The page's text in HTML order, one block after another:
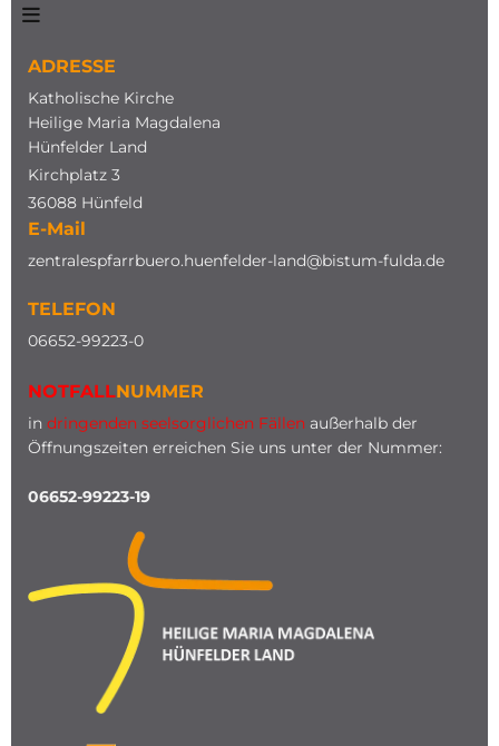
ADRESSE
Katholische Kirche
Heilige Maria Magdalena
Hünfelder Land
Kirchplatz 3
36088 Hünfeld
E-Mail
zentralespfarrbuero.huenfelder-land@bistum-fulda.de
TELEFON
06652-99223-0
NOTFALLNUMMER
in dringenden seelsorglichen Fällen außerhalb der
Öffnungszeiten erreichen Sie uns unter der Nummer:
06652-99223-19